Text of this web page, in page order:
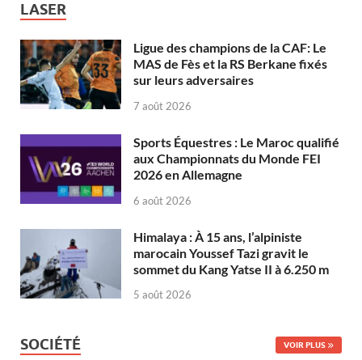
LASER
Ligue des champions de la CAF: Le
MAS de Fès et la RS Berkane fixés
sur leurs adversaires
7 août 2026
Sports Équestres : Le Maroc qualifié
aux Championnats du Monde FEI
2026 en Allemagne
6 août 2026
Himalaya : À 15 ans, l’alpiniste
marocain Youssef Tazi gravit le
sommet du Kang Yatse II à 6.250 m
5 août 2026
SOCIÉTÉ VOIR PLUS